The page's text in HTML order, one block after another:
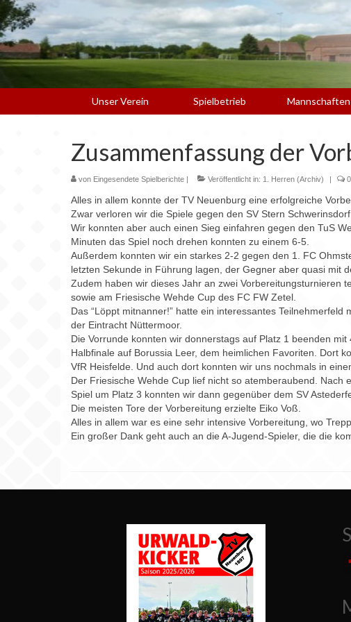
Unser Verein Spielbetrieb Mannschaften
Zusammenfassung der
von Eingesendete Spielberichte | Veröffentlicht in: 1. Herren (Archiv) | 0
Alles in allem konnte der TV Neuenburg eine erfolgreiche
Zwar verloren wir die Spiele gegen den SV Stern
Wir konnten aber auch einen Sieg einfahren gegen den TuS
Minuten das Spiel noch drehen konnten zu einem 6-5.
Außerdem konnten wir ein starkes 2-2 gegen den 1. FC
letzten Sekunde in Führung lagen, der Gegner aber quasi mit
Zudem haben wir dieses Jahr an zwei Vorbereitungsturnieren
sowie am Friesische Wehde Cup des FC FW Zetel.
Das “Löppt mitnanner!” hatte ein interessantes
der Eintracht Nüttermoor.
Die Vorrunde konnten wir donnerstags auf Platz 1 beenden
Halbfinale auf Borussia Leer, dem heimlichen Favoriten. Dort
VfR Heisfelde. Und auch dort konnten wir uns nochmals in
Der Friesische Wehde Cup lief nicht so atemberaubend.
Spiel um Platz 3 konnten wir dann gegenüber dem SV
Die meisten Tore der Vorbereitung erzielte Eiko Voß.
Alles in allem war es eine sehr intensive Vorbereitung, wo
Ein großer Dank geht auch an die A-Jugend-Spieler, die die